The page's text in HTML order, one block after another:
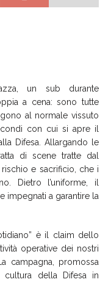
un sub durante
a cena: sono tutte
al normale vissuto
con cui si apre il
Difesa. Allargando le
di scene tratte dal
e sacrificio, che i
Dietro l’uniforme, il
impegnati a garantire la
è il claim dello
operative dei nostri
campagna, promossa
della Difesa in